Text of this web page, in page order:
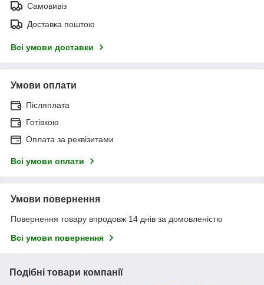
Самовивіз
Доставка поштою
Всі умови доставки
Умови оплати
Післяплата
Готівкою
Оплата за реквізитами
Всі умови оплати
Умови повернення
Повернення товару впродовж 14 днів за домовленістю
Всі умови повернення
Подібні товари компанії